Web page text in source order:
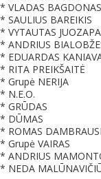
* VLADAS BAGDONAS
* SAULIUS BAREIKIS
* VYTAUTAS
* ANDRIUS
* EDUARDAS
* RITA PREIKŠAITĖ
* Grupė NERIJA
* N.E.O.
* GRŪDAS
* DŪMAS
* ROMAS
* Grupė VAIRAS
* ANDRIUS
* NEDA